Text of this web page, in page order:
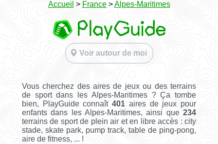
Accueil > France>Alpes-Maritimes
Voir autour de moi
Vous cherchez des aires de jeux ou des terrains
de sport dans les Alpes-Maritimes ? Ça tombe
bien, PlayGuide connaît401 aires de jeux pour
enfants dans les Alpes-Maritimes, ainsi que234
terrains de sport de plein air et en libre accès : city
stade, skate park, pump track, table de ping-pong,
aire de fitness, ... !